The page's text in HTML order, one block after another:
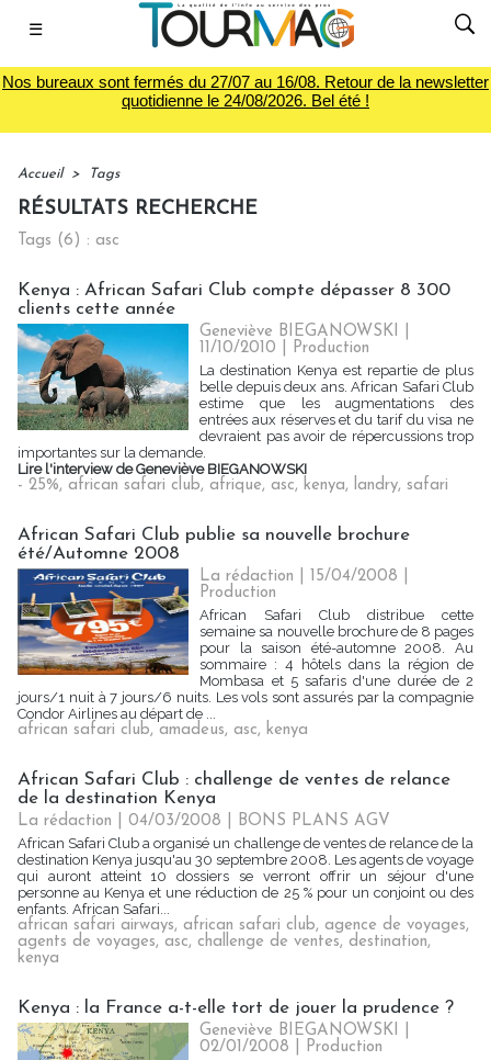
☰
Nos bureaux sont fermés du 27/07 au 16/08. Retour de la newsletter
quotidienne le 24/08/2026. Bel été !
Accueil > Tags
RÉSULTATS RECHERCHE
Tags (6) : asc
Kenya : African Safari Club compte dépasser 8 300
clients cette année
Geneviève BIEGANOWSKI |
11/10/2010
Production
La destination Kenya est repartie de plus
belle depuis deux ans. African Safari Club
estime que les augmentations des
entrées aux réserves et du tarif du visa ne
devraient pas avoir de répercussions trop
importantes sur la demande.
Lire l'interview de Geneviève BIEGANOWSKI
- 25%, african safari club, afrique, asc, kenya, landry, safari
African Safari Club publie sa nouvelle brochure
été/Automne 2008
La rédaction | 15/04/2008
Production
African Safari Club distribue cette
semaine sa nouvelle brochure de 8 pages
pour la saison été-automne 2008. Au
sommaire : 4 hôtels dans la région de
Mombasa et 5 safaris d'une durée de 2
jours/1 nuit à 7 jours/6 nuits. Les vols sont assurés par la compagnie
Condor Airlines au départ de ...
african safari club, amadeus, asc, kenya
African Safari Club : challenge de ventes de relance
de la destination Kenya
La rédaction | 04/03/2008
BONS PLANS AGV
African Safari Club a organisé un challenge de ventes de relance de la
destination Kenya jusqu'au 30 septembre 2008. Les agents de voyage
qui auront atteint 10 dossiers se verront offrir un séjour d'une
personne au Kenya et une réduction de 25 % pour un conjoint ou des
enfants. African Safari...
african safari airways, african safari club, agence de voyages,
agents de voyages, asc, challenge de ventes, destination,
kenya
Kenya : la France a-t-elle tort de jouer la prudence ?
Geneviève BIEGANOWSKI |
02/01/2008
Production